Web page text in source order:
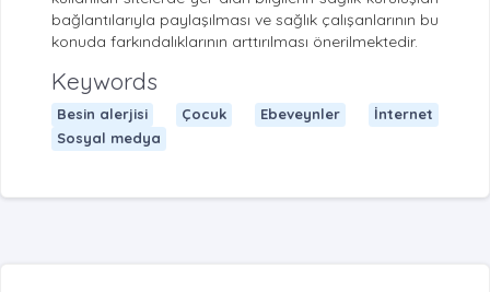
bağlantılarıyla paylaşılması ve sağlık çalışanlarının bu
konuda farkındalıklarının arttırılması önerilmektedir.
Keywords
Besin alerjisi Çocuk Ebeveynler
İnternet
Sosyal medya